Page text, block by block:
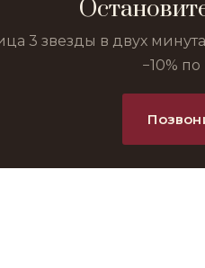
3 звезды в двух
−10%